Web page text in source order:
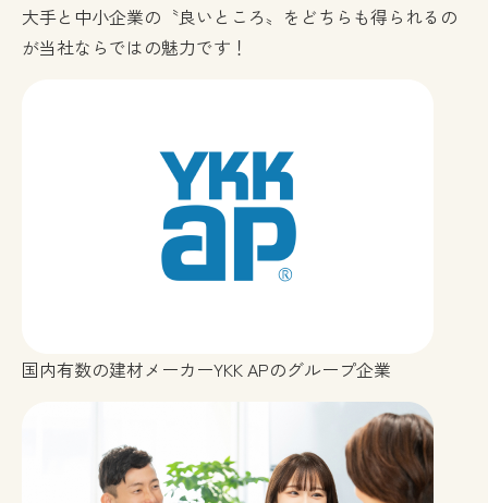
大手と中小企業の〝良いところ〟をどちらも得られるの
が当社ならではの魅力です！
国内有数の建材メーカーYKK APのグループ企業